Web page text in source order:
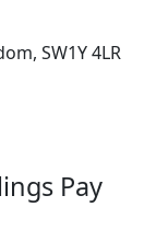
SW1Y 4LR
Pay